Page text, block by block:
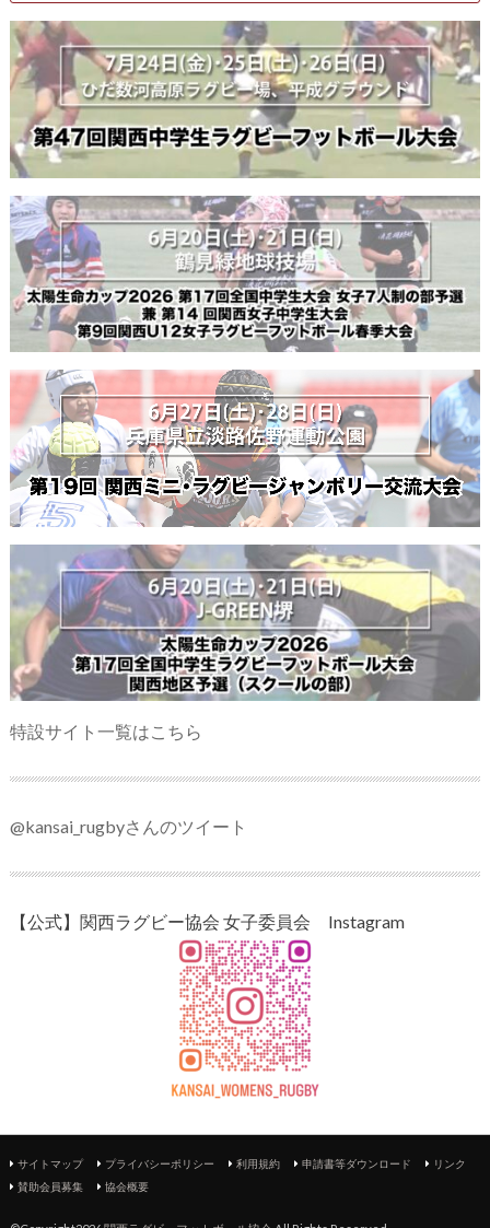
特設サイト一覧はこちら
@kansai_rugbyさんのツイート
【公式】関西ラグビー協会 女子委員会 Instagram
サイトマップ プライバシーポリシー 利用規約 申請書等ダウンロード
リンク
賛助会員募集
協会概要